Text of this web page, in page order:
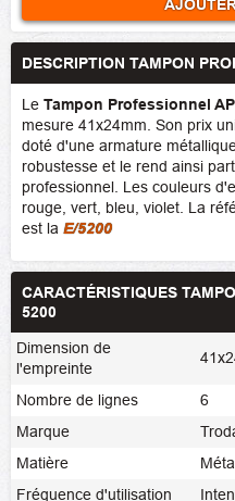
DESCRIPTION TAMPON
Le Tampon Professionnel
mesure 41x24mm. Son prix
doté d'une armature
robustesse et le rend ainsi
professionnel. Les couleurs
rouge, vert, bleu, violet. La
est la E/5200
CARACTÉRISTIQUES
5200
Dimension de
l'empreinte
Nombre de lignes
6
Marque
Matière
Fréquence d'utilisation